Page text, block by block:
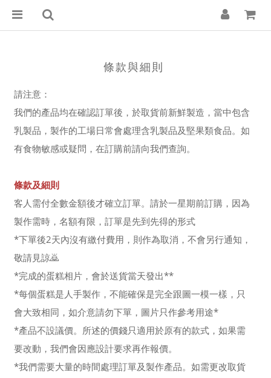
條款與細則
請注意：
我們的產品均在確認訂單後，於取貨前新鮮製造，當中包含
乳製品，製作的工場日常會處理含乳製品及堅果類食品。如
有食物敏感或疑問，在訂購前請向我們查詢。
條款及細則
客人需付全數金額後才確立訂單。請於一星期前訂購，因為
製作需時，名額有限，訂單是先到先得的形式
*下單後2天內沒有繳付費用，則作為取消，不會另行通知，
敬請見諒🙇
*完成的蛋糕相片，會於送貨當天發出**
*每個蛋糕是人手製作，不能確保是完全跟圖一模一樣，只
會大致相同，如介意請勿下單，圖片只作參考用途*
*產品不設議價。所述的價錢只適用於原有的款式，如果需
要改動，我們會因應設計要求再作報價。
*我們需要大量的時間處理訂單及製作產品。如需更改取貨